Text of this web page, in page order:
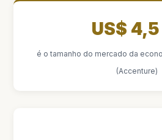
US$
é o tamanho do mercado da
(Accenture)